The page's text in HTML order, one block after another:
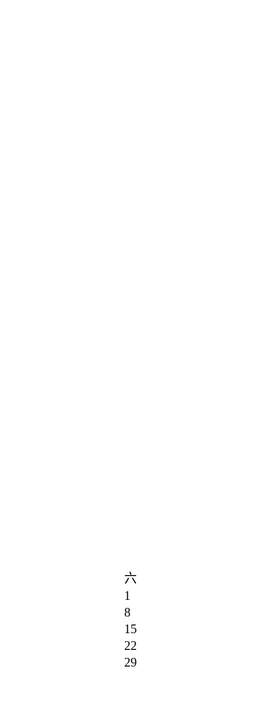
六
1
8
15
22
29